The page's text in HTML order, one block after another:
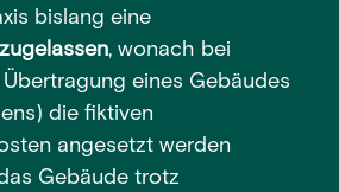
bislang eine
, wonach bei
eines Gebäudes
die fiktiven
angesetzt werden
Gebäude trotz